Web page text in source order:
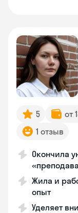
5 от
1 отзыв
Окончила
Жила и
опыт
Уделяет